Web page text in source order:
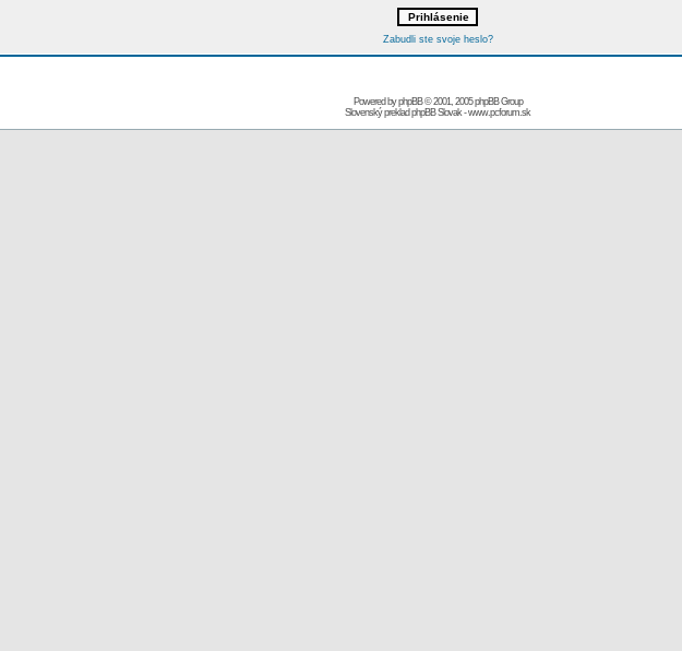
Zabudli ste svoje heslo?
Powered byphpBB© 2001, 2005 phpBB Group
Slovenský preklad phpBB Slovak-www.pcforum.sk